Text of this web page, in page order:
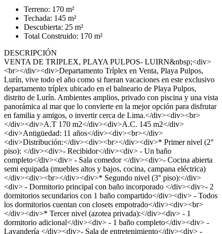
Terreno: 170 m²
Techada: 145 m²
Descubierta: 25 m²
Total Construido: 170 m²
DESCRIPCIÓN
VENTA DE TRIPLEX, PLAYA PULPOS- LUIRN&nbsp;<div>
<br></div><div>Departamento Tríplex en Venta, Playa Pulpos,
Lurín, vive todo el año como si fueran vacaciones en este exclusivo
departamento tríplex ubicado en el balneario de Playa Pulpos,
distrito de Lurín. Ambientes amplios, privado con piscina y una vista
panorámica al mar que lo convierte en la mejor opción para disfrutar
en familia y amigos, o invertir cerca de Lima.</div><div><br>
</div><div>A.T 170 m2</div><div>A.C. 145 m2</div>
<div>Antigüedad: 11 años</div><div><br></div>
<div>Distribución:</div><div><br></div><div>* Primer nivel (2°
piso): </div><div>- Recibidor</div><div> - Un baño
completo</div><div> - Sala comedor </div><div>- Cocina abierta
semi equipada (muebles altos y bajos, cocina, campana eléctrica)
</div><div><br></div><div>* Segundo nivel (3° piso):</div>
<div> - Dormitorio principal con baño incorporado </div><div>- 2
dormitorios secundarios con 1 baño compartido</div><div> - Todos
los dormitorios cuentan con closets empotrado</div><div><br>
</div><div>* Tercer nivel (azotea privada):</div><div> - 1
dormitorio adicional</div><div> - 1 baño completo</div><div> -
Lavandería </div><div>- Sala de entretenimiento</div><div> -